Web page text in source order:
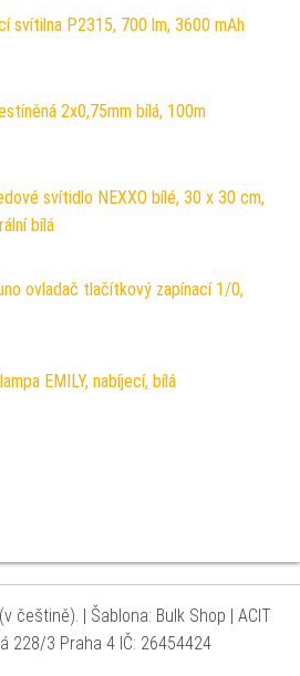
svítilna P2315, 700 lm, 3600 mAh
2x0,75mm bílá, 100m
svítidlo NEXXO bílé, 30 x 30 cm,
bílá
ovladač tlačítkový zapínací 1/0,
EMILY, nabíjecí, bílá
češtině). | Šablona: Bulk Shop | ACIT
228/3 Praha 4 IČ: 26454424